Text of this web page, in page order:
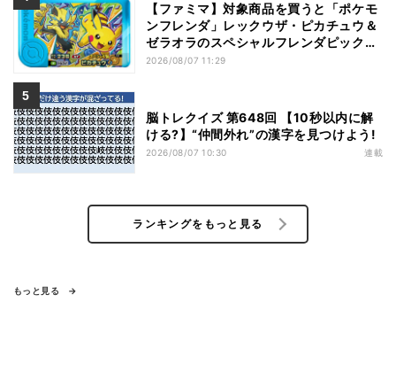
【ファミマ】対象商品を買うと「ポケモ
ンフレンダ」レックウザ・ピカチュウ＆
ゼラオラのスペシャルフレンダピックが
もらえるキャンペーン
2026/08/07 11:29
脳トレクイズ 第648回 【10秒以内に解
ける?】“仲間外れ”の漢字を見つけよう!
2026/08/07 10:30 連載
ランキングをもっと見る
もっと見る